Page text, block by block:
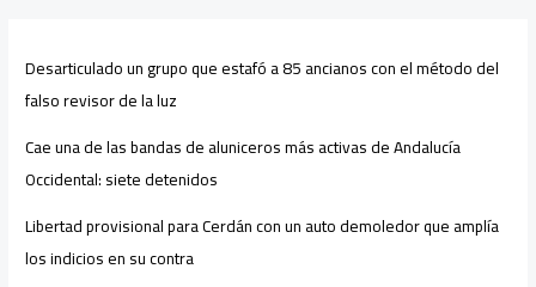
Desarticulado un grupo que estafó a 85 ancianos con el método del
falso revisor de la luz
Cae una de las bandas de aluniceros más activas de Andalucía
Occidental: siete detenidos
Libertad provisional para Cerdán con un auto demoledor que amplía
los indicios en su contra